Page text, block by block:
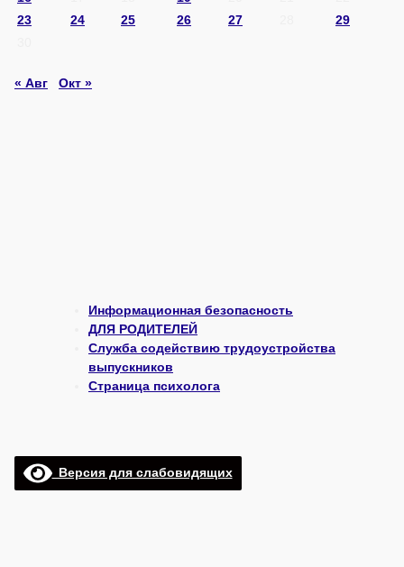
23
24 25 26 27
29
« Авг Окт »
Информационная безопасность
ДЛЯ РОДИТЕЛЕЙ
Служба содействию трудоустройства
выпускников
Страница психолога
Версия для слабовидящих